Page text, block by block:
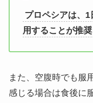
プロペシアは、
用することが推奨
また、空腹時でも服
感じる場合は食後に